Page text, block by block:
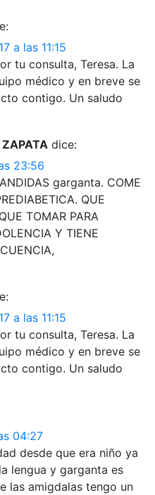
a las 11:15
tu consulta, Teresa. La
médico y en breve se
contigo. Un saludo
ZAPATA dice:
23:56
garganta. COME
QUE
TOMAR PARA
Y TIENE
a las 11:15
tu consulta, Teresa. La
médico y en breve se
contigo. Un saludo
04:27
desde que era niño ya
lengua y garganta es
las amigdalas tengo un